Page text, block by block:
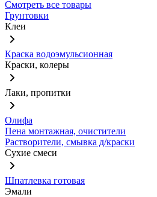
Смотреть все товары
Грунтовки
Клеи
Краска водоэмульсионная
Краски, колеры
Лаки, пропитки
Олифа
Пена монтажная, очистители
Растворители, смывка д/краски
Сухие смеси
Шпатлевка готовая
Эмали